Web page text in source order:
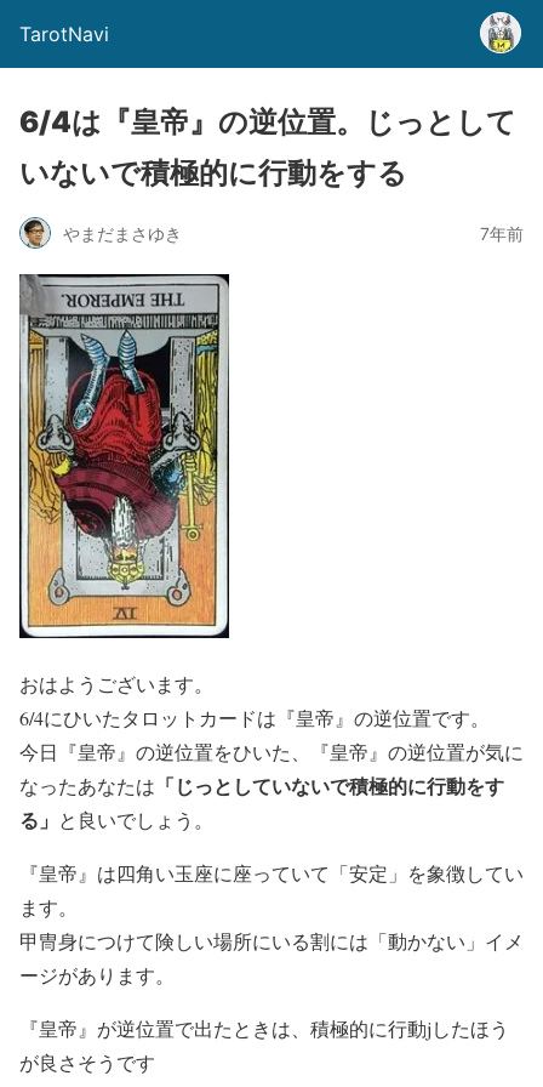
TarotNavi
6/4は『皇帝』の逆位置。じっとして
いないで積極的に行動をする
やまだまさゆき 7年前
おはようございます。
6/4にひいたタロットカードは『皇帝』の逆位置です。
今日『皇帝』の逆位置をひいた、『皇帝』の逆位置が気に
なったあなたは 「じっとしていないで積極的に行動をす
る」 と良いでしょう。
『皇帝』は四角い玉座に座っていて「安定」を象徴してい
ます。
甲冑身につけて険しい場所にいる割には「動かない」イメ
ージがあります。
『皇帝』が逆位置で出たときは、積極的に行動jしたほう
が良さそうです